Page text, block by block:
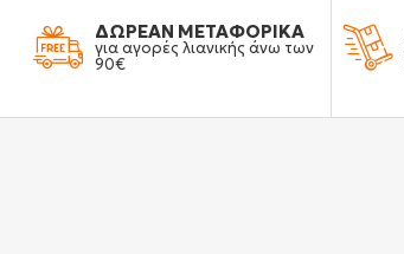
ΔΩΡΕΑΝ ΜΕΤΑΦΟΡΙΚΑ
για αγορές λιανικής άνω των
90€